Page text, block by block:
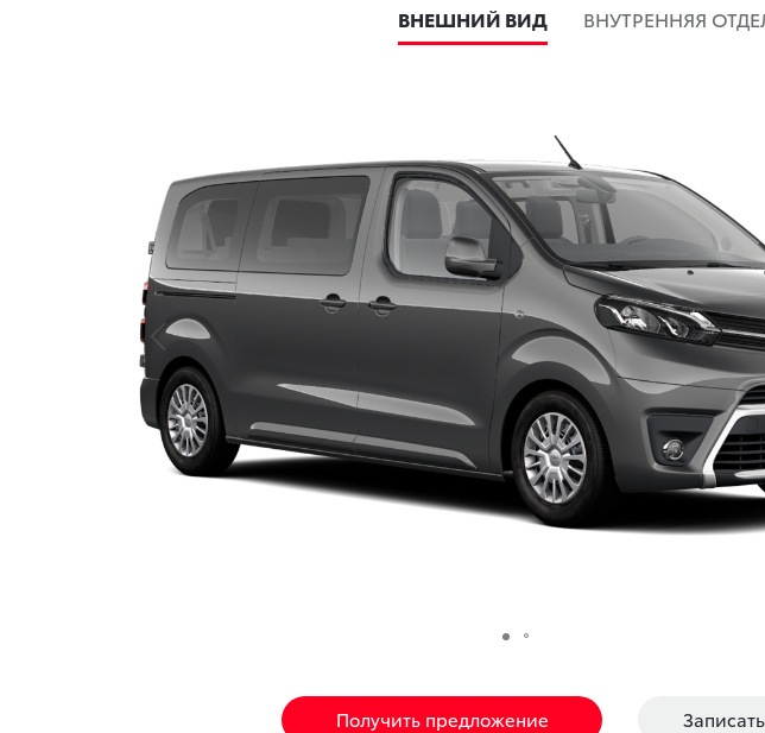
ВНЕШНИЙ ВИД ВНУТРЕННЯЯ
Получить предложение